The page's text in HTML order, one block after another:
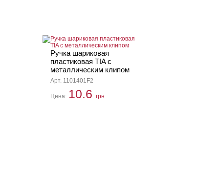
Ручка шариковая
пластиковая TIA с
металлическим клипом
Арт. 1101401F2
Цена: 10.6 грн